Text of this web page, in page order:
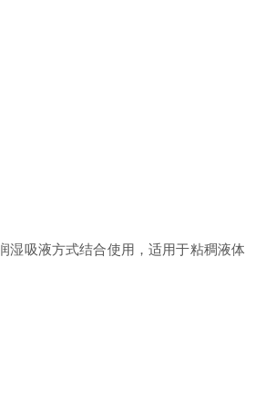
湿吸液方式结合使用，适用于粘稠液体